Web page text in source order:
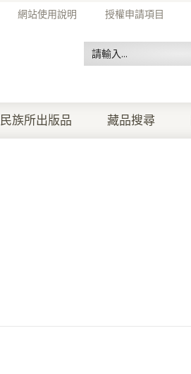
網站使用說明 授權申請項目
民族所出版品 藏品搜尋